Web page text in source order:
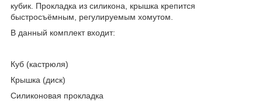
кубик. Прокладка из силикона, крышка крепится
быстросъёмным, регулируемым хомутом.
В данный комплект входит:
Куб (кастрюля)
Крышка (диск)
Силиконовая прокладка